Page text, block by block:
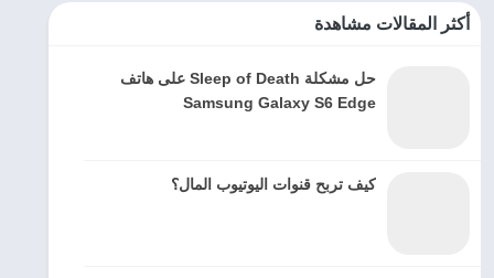
أكثر المقالات مشاهدة
حل مشكلة Sleep of Death على هاتف
Samsung Galaxy S6 Edge
كيف تربح قنوات اليوتيوب المال؟